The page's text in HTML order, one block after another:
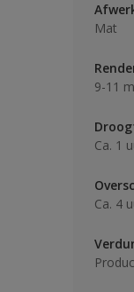
Mat
9-11
Ca. 1
Ca. 4